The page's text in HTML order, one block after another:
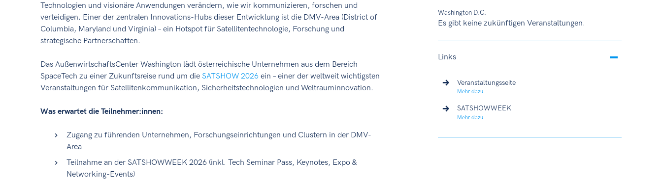
Washington D.C.
Es gibt keine zukünftigen Veranstaltungen.
Links
Veranstaltungsseite
Mehr dazu
SATSHOWWEEK
Mehr dazu
Technologien und visionäre Anwendungen verändern, wie wir kommunizieren, forschen und
verteidigen. Einer der zentralen Innovations-Hubs dieser Entwicklung ist die DMV-Area (District of
Columbia, Maryland und Virginia) – ein Hotspot für Satellitentechnologie, Forschung und
strategische Partnerschaften.
Das AußenwirtschaftsCenter Washington lädt österreichische Unternehmen aus dem Bereich
SpaceTech zu einer Zukunftsreise rund um die SATSHOW 2026 ein – einer der weltweit wichtigsten
Veranstaltungen für Satellitenkommunikation, Sicherheitstechnologien und Weltrauminnovation.
Was erwartet die Teilnehmer:innen:
Zugang zu führenden Unternehmen, Forschungseinrichtungen und Clustern in der DMV-
Area
Teilnahme an der SATSHOWWEEK 2026 (inkl. Tech Seminar Pass, Keynotes, Expo &
Networking-Events)